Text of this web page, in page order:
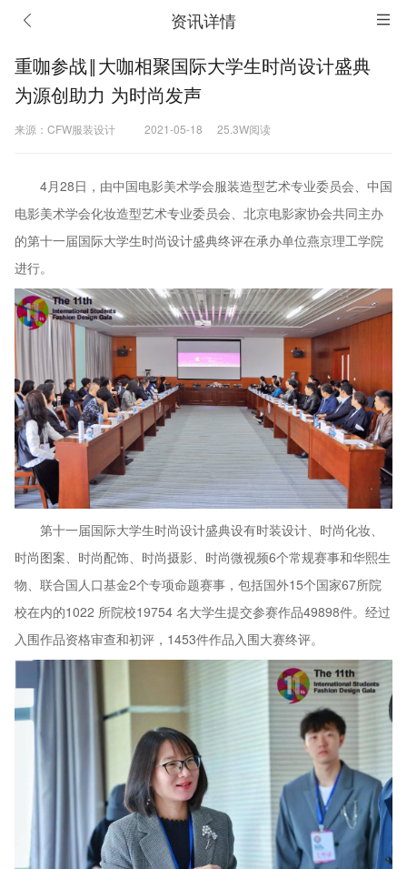
资讯详情
重咖参战‖大咖相聚国际大学生时尚设计盛典
为源创助力 为时尚发声
来源：CFW服装设计 2021-05-18 25.3W阅读
4月28日，由中国电影美术学会服装造型艺术专业委员会、中国
电影美术学会化妆造型艺术专业委员会、北京电影家协会共同主办
的第十一届国际大学生时尚设计盛典终评在承办单位燕京理工学院
进行。
第十一届国际大学生时尚设计盛典设有时装设计、时尚化妆、
时尚图案、时尚配饰、时尚摄影、时尚微视频6个常规赛事和华熙生
物、联合国人口基金2个专项命题赛事，包括国外15个国家67所院
校在内的1022 所院校19754 名大学生提交参赛作品49898件。经过
入围作品资格审查和初评，1453件作品入围大赛终评。